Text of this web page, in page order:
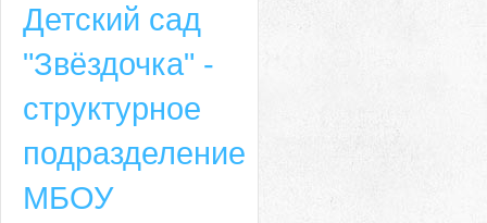
Детский сад
"Звёздочка" -
структурное
подразделение
МБОУ